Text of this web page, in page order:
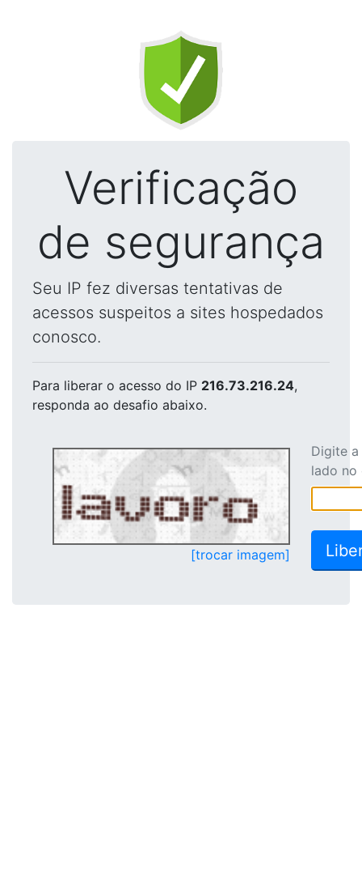
Verificação
de segurança
Seu IP fez diversas tentativas de
acessos suspeitos a sites hospedados
conosco.
Para liberar o acesso do IP 216.73.216.24,
responda ao desafio abaixo.
[trocar imagem]
Digite
lado no